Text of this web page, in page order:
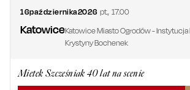
16października2026 pt.,17.00
KatowiceKatowice Miasto Ogrodów - Instytucja
Krystyny Bochenek
Mietek Szcześniak 40 lat na scenie